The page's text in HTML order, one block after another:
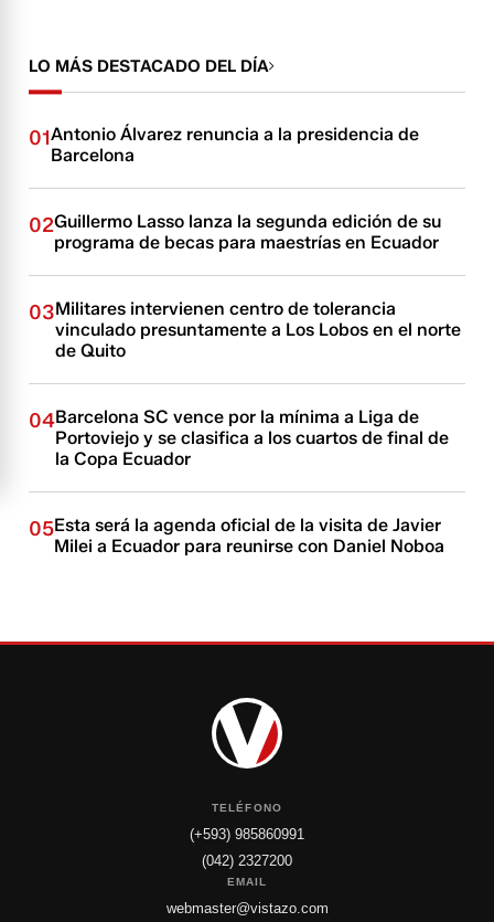
LO MÁS DESTACADO DEL DÍA
01Antonio Álvarez renuncia a la presidencia de
Barcelona
02Guillermo Lasso lanza la segunda edición de su
programa de becas para maestrías en Ecuador
03Militares intervienen centro de tolerancia
vinculado presuntamente a Los Lobos en el norte
de Quito
04Barcelona SC vence por la mínima a Liga de
Portoviejo y se clasifica a los cuartos de final de
la Copa Ecuador
05Esta será la agenda oficial de la visita de Javier
Milei a Ecuador para reunirse con Daniel Noboa
TELÉFONO
(+593) 985860991
(042) 2327200
EMAIL
webmaster@vistazo.com